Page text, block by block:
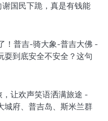
国民下跪，真是有钱能
！普吉-骑大象-普吉大佛 -
耍到底安全不安全？这句
让欢声笑语洒满旅途 -
城府、普吉岛、斯米兰群